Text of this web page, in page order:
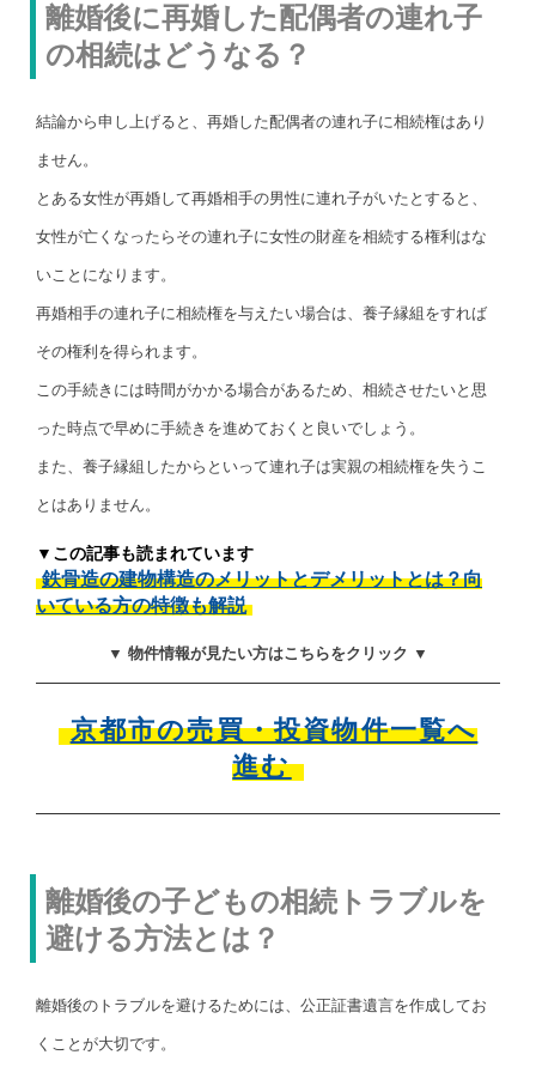
離婚後に再婚した配偶者の連れ子
の相続はどうなる？
結論から申し上げると、再婚した配偶者の連れ子に相続権はあり
ません。
とある女性が再婚して再婚相手の男性に連れ子がいたとすると、
女性が亡くなったらその連れ子に女性の財産を相続する権利はな
いことになります。
再婚相手の連れ子に相続権を与えたい場合は、養子縁組をすれば
その権利を得られます。
この手続きには時間がかかる場合があるため、相続させたいと思
った時点で早めに手続きを進めておくと良いでしょう。
また、養子縁組したからといって連れ子は実親の相続権を失うこ
とはありません。
▼この記事も読まれています
鉄骨造の建物構造のメリットとデメリットとは？向
いている方の特徴も解説
▼ 物件情報が見たい方はこちらをクリック ▼
京都市の売買・投資物件一覧へ
進む
離婚後の子どもの相続トラブルを
避ける方法とは？
離婚後のトラブルを避けるためには、公正証書遺言を作成してお
くことが大切です。